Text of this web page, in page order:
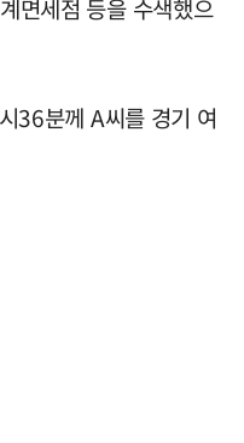
면세점 등을 수색했으
36분께 A씨를 경기 여